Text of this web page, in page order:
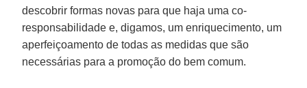
descobrir formas novas para que haja uma co-
responsabilidade e, digamos, um enriquecimento, um
aperfeiçoamento de todas as medidas que são
necessárias para a promoção do bem comum.